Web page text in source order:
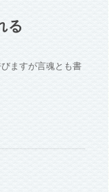
る
ますが言魂とも書